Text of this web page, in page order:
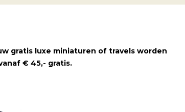
gratis luxe miniaturen of travels worden
€ 45,- gratis.